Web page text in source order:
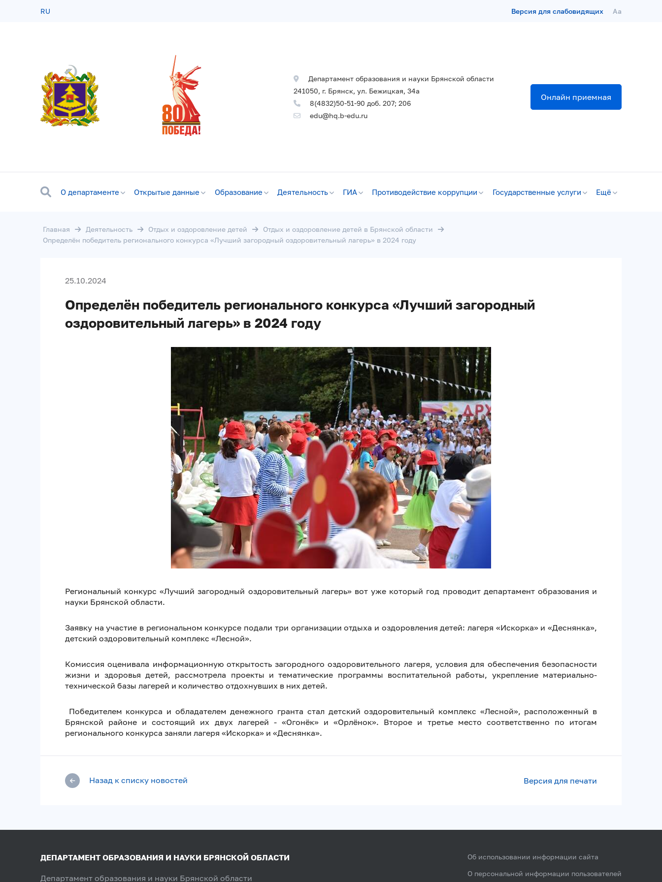
RU Версия для слабовидящих Aa
Департамент образования и науки Брянской области
241050, г. Брянск, ул. Бежицкая, 34а
8(4832)50-51-90 доб. 207; 206
edu@hq.b-edu.ru
Онлайн приемная
О департаменте Открытые данные Образование Деятельность ГИА Противодействие коррупции Государственные услуги Ещё
Главная Деятельность Отдых и оздоровление детей
Отдых и оздоровление детей в Брянской области
Определён победитель регионального конкурса «Лучший загородный оздоровительный лагерь» в 2024 году
25.10.2024
Определён победитель регионального конкурса «Лучший загородный
оздоровительный лагерь» в 2024 году
Региональный конкурс «Лучший загородный оздоровительный лагерь» вот уже который год проводит департамент образования и
науки Брянской области.
Заявку на участие в региональном конкурсе подали три организации отдыха и оздоровления детей: лагеря «Искорка» и «Деснянка»,
детский оздоровительный комплекс «Лесной».
Комиссия оценивала информационную открытость загородного оздоровительного лагеря, условия для обеспечения безопасности
жизни и здоровья детей, рассмотрела проекты и тематические программы воспитательной работы, укрепление материально-
технической базы лагерей и количество отдохнувших в них детей.
Победителем конкурса и обладателем денежного гранта стал детский оздоровительный комплекс «Лесной», расположенный в
Брянской районе и состоящий их двух лагерей - «Огонёк» и «Орлёнок». Второе и третье место соответственно по итогам
регионального конкурса заняли лагеря «Искорка» и «Деснянка».
Назад к списку новостей Версия для печати
ДЕПАРТАМЕНТ ОБРАЗОВАНИЯ И НАУКИ БРЯНСКОЙ ОБЛАСТИ
Департамент образования и науки Брянской области
Об использовании информации сайта
О персональной информации пользователей